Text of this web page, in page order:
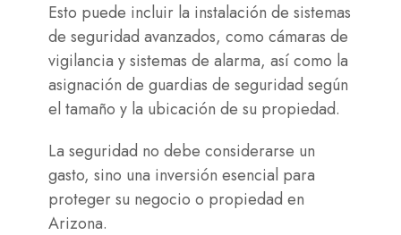
Esto puede incluir la instalación de sistemas
de seguridad avanzados, como cámaras de
vigilancia y sistemas de alarma, así como la
asignación de guardias de seguridad según
el tamaño y la ubicación de su propiedad.
La seguridad no debe considerarse un
gasto, sino una inversión esencial para
proteger su negocio o propiedad en
Arizona.